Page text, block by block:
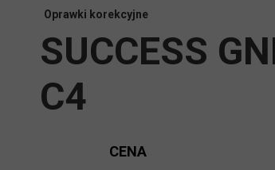
Oprawki korekcyjne
CENA
SUCCESS
C4